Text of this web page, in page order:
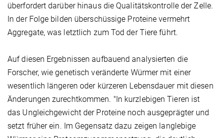
überfordert darüber hinaus die Qualitätskontrolle der Zelle.
In der Folge bilden überschüssige Proteine vermehrt
Aggregate, was letztlich zum Tod der Tiere führt.
Auf diesen Ergebnissen aufbauend analysierten die
Forscher, wie genetisch veränderte Würmer mit einer
wesentlich längeren oder kürzeren Lebensdauer mit diesen
Änderungen zurechtkommen. "In kurzlebigen Tieren ist
das Ungleichgewicht der Proteine noch ausgeprägter und
setzt früher ein. Im Gegensatz dazu zeigen langlebige